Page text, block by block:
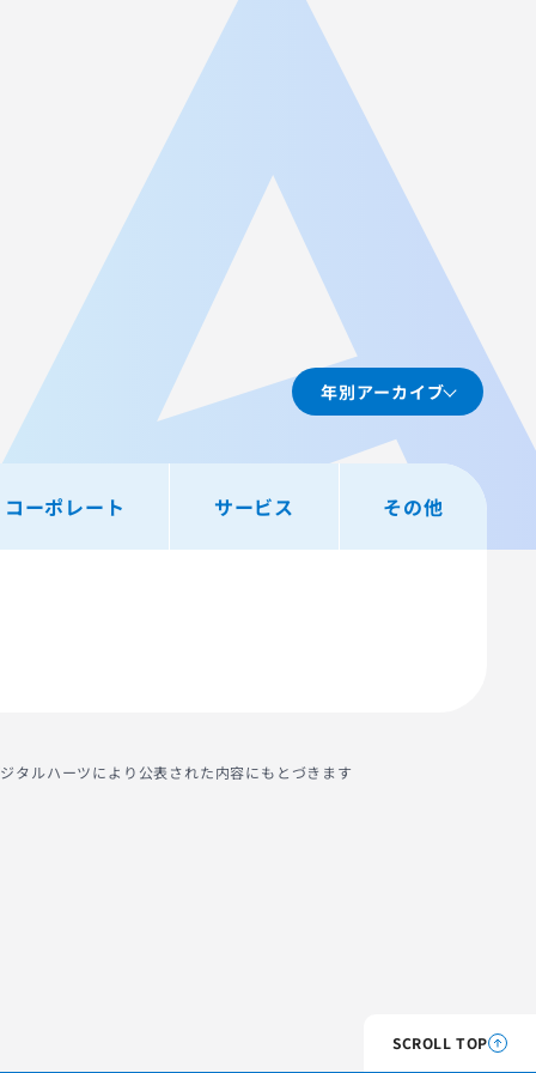
年別アーカイブ
コーポレート サービス その他
ルハーツにより公表された内容にもとづきます
SCROLL TOP